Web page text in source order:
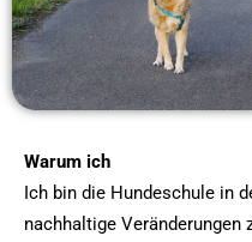
Warum ich
Ich bin die Hundeschule in
nachhaltige